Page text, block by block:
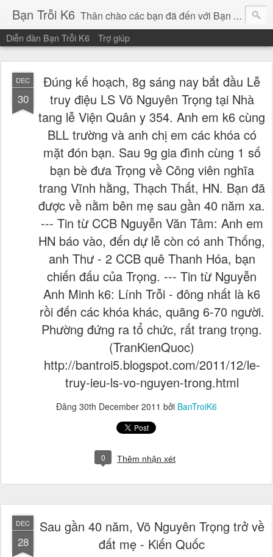
Bạn Trỗi K6 Thân chào các bạn đã đến với Bạn Trỗi K6!
Chúc các bạn một ngày bình an, vui vẻ!
Diễn đàn Bạn Trỗi K6 Trợ giúp
DEC
30
Đúng kế hoạch, 8g sáng nay bắt đầu Lễ
truy điệu LS Võ Nguyên Trọng tại Nhà
tang lễ Viện Quân y 354. Anh em k6 cùng
BLL trường và anh chị em các khóa có
mặt đón bạn. Sau 9g gia đình cùng 1 số
bạn bè đưa Trọng về Công viên nghĩa
trang Vĩnh hằng, Thạch Thất, HN. Bạn đã
được về nằm bên mẹ sau gần 40 năm xa.
--- Tin từ CCB Nguyễn Văn Tâm: Anh em
HN báo vào, đến dự lễ còn có anh Thống,
anh Thư - 2 CCB quê Thanh Hóa, bạn
chiến đấu của Trọng. --- Tin từ Nguyễn
Anh Minh k6: Lính Trỗi - đông nhất là k6
rồi đến các khóa khác, quãng 6-70 người.
Phường đứng ra tổ chức, rất trang trọng.
(TranKienQuoc)
http://bantroi5.blogspot.com/2011/12/le-
truy-ieu-ls-vo-nguyen-trong.html
Đăng 30th December 2011 bởi BanTroiK6
0 Thêm nhận xét
DEC
28
Sau gần 40 năm, Võ Nguyên Trọng trở về
đất mẹ - Kiến Quốc